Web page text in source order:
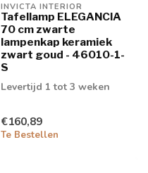
INVICTA INTERIOR
Tafellamp ELEGANCIA
70 cm zwarte
lampenkap keramiek
zwart goud - 46010-1-
S
Levertijd 1 tot 3 weken
€160,89
Te Bestellen